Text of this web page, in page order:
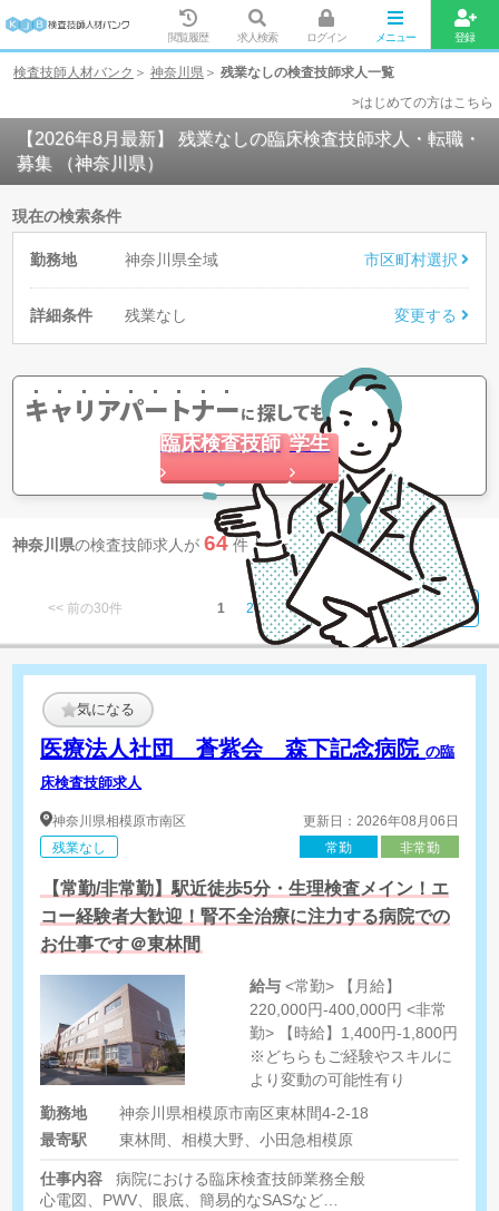
閲覧履歴 求人検索 ログイン メニュー 登録
検査技師人材バンク 神奈川県
残業なしの検査技師求人一覧
>はじめての方はこちら
【2026年8月最新】 残業なしの臨床検査技師求人・転職・
募集 （神奈川県）
現在の検索条件
勤務地 神奈川県全域 市区町村選択
詳細条件 残業なし 変更する
キャリアパートナーに探してもらう
臨床検査技師 学生
神奈川県の検査技師求人が 64 件 見つかりました
<< 前の30件 1 2 3 次へ >>
気になる
医療法人社団 蒼紫会 森下記念病院の臨
床検査技師求人
神奈川県相模原市南区
残業なし
更新日：2026年08月06日
常勤
非常勤
【常勤/非常勤】駅近徒歩5分・生理検査メイン！エ
コー経験者大歓迎！腎不全治療に注力する病院での
お仕事です＠東林間
給与
220,000円-400,000円 <非常
勤> 【時給】1,400円‐1,800円
※どちらもご経験やスキルに
より変動の可能性有り
勤務地
神奈川県相模原市南区東林間4-2-18
最寄駅
東林間、相模大野、小田急相模原
仕事内容
病院における臨床検査技師業務全般
心電図、PWV、眼底、簡易的なSASなど